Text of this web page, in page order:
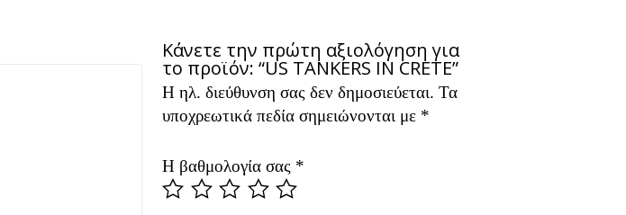
Κάνετε την πρώτη αξιολόγηση για
το προϊόν: “US TANKERS IN CRETE”
Η ηλ. διεύθυνση σας δεν δημοσιεύεται. Τα
υποχρεωτικά πεδία σημειώνονται με *
Η βαθμολογία σας *
Alternative: